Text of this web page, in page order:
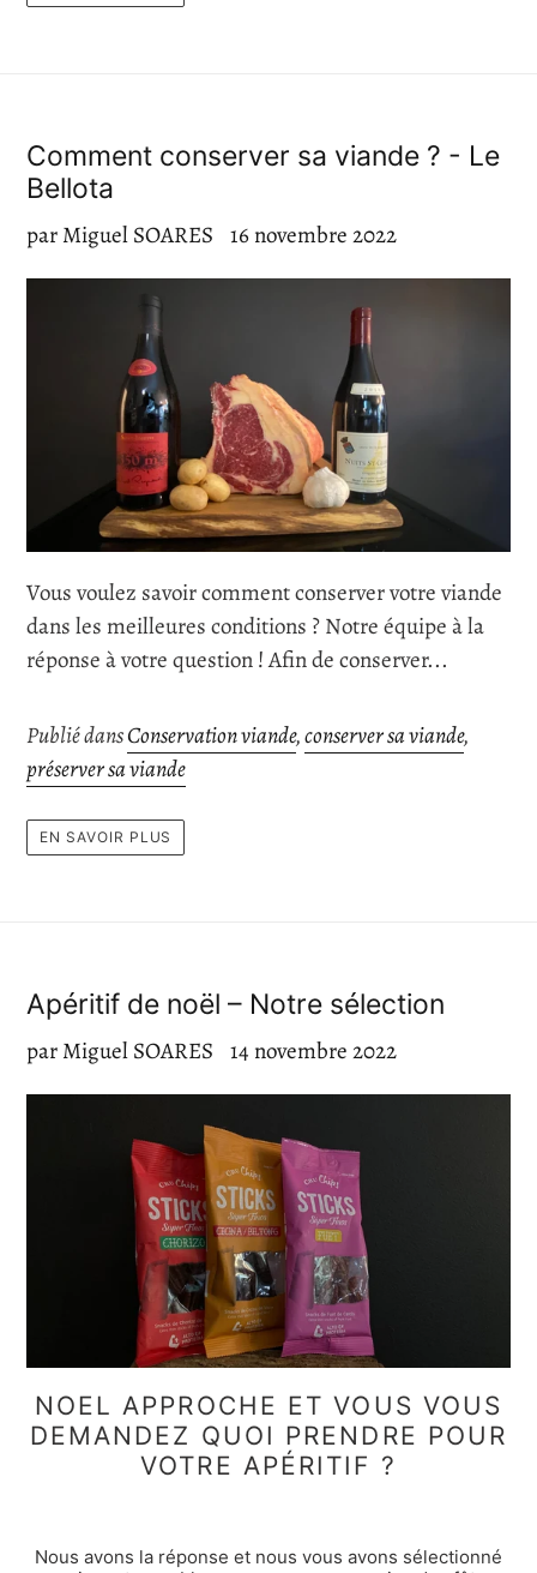
Comment conserver sa viande ? - Le
Bellota
par Miguel SOARES 16 novembre 2022
Vous voulez savoir comment conserver votre viande
dans les meilleures conditions ? Notre équipe à la
réponse à votre question ! Afin de conserver...
Publié dansConservation viande,conserver sa viande,
préserver sa viande
EN SAVOIR PLUS
Apéritif de noël – Notre sélection
par Miguel SOARES 14 novembre 2022
NOEL APPROCHE ET VOUS VOUS
DEMANDEZ QUOI PRENDRE POUR
VOTRE APÉRITIF ?
Nous avons la réponse et nous vous avons sélectionné